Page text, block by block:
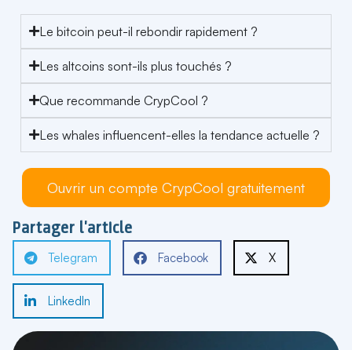
Le bitcoin peut-il rebondir rapidement ?
Les altcoins sont-ils plus touchés ?
Que recommande CrypCool ?
Les whales influencent-elles la tendance actuelle ?
Ouvrir un compte CrypCool gratuitement
Partager l'article
Telegram Facebook X
LinkedIn